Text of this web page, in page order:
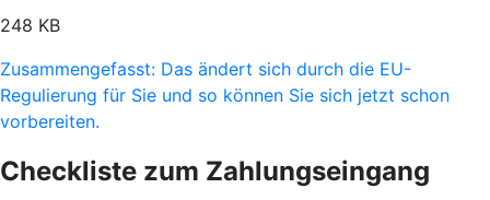
248 KB
Zusammengefasst: Das ändert sich durch die EU-
Regulierung für Sie und so können Sie sich jetzt schon
vorbereiten.
Checkliste zum Zahlungseingang